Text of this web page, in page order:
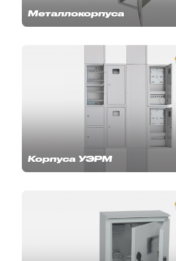
Металлокорпуса
Корпуса УЭРМ